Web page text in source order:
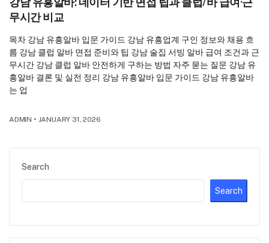
Search
Search
무시간 비교
목차 강남 유흥알바 입문 가이드 강남 유흥업계 구인 정보와 채용 흐
름 강남 클럽 알바 면접 준비와 팁 강남 술집 서빙 알바 급여 조건과 근
무시간 강남 클럽 알바 안전하게 구하는 방법 자주 묻는 질문 강남 유
흥알바 결론 및 실전 정리 강남 유흥알바 입문 가이드 강남 유흥알바
는 업
ADMIN • JANUARY 31, 2026